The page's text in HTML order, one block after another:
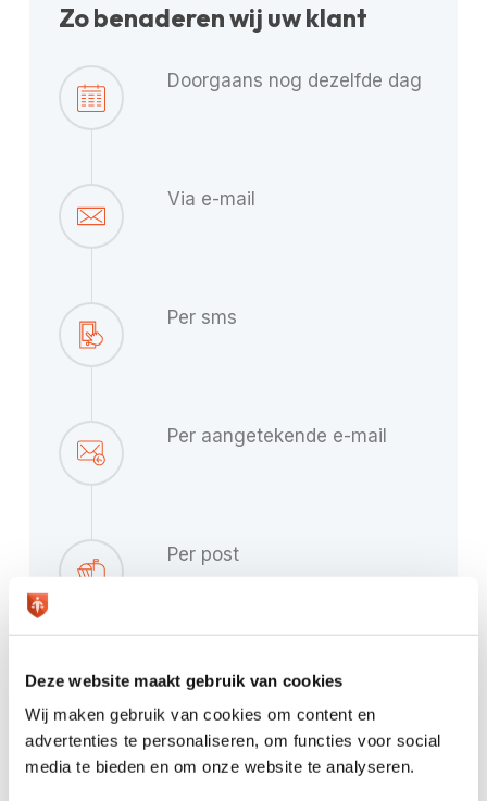
Deze website maakt gebruik van cookies
Wij maken gebruik van cookies om content en
advertenties te personaliseren, om functies voor social
media te bieden en om onze website te analyseren.
Zo benaderen wij uw klant
Doorgaans nog dezelfde dag
Via e-mail
Per sms
Per aangetekende e-mail
Per post
Persoonlijk per telefoon